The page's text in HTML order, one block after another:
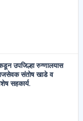
उपजिल्हा रुग्णालयास
संतोष खाडे व
सहकार्य.